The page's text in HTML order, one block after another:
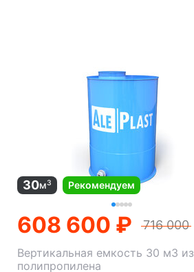
Вертикальная емкость 30 м3 из
полипропилена
30м3 Рекомендуем
608 600 ₽ 716 000